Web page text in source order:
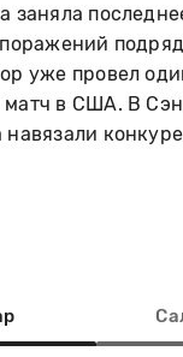
заняла
поражений
уже провел
в США. В
навязали